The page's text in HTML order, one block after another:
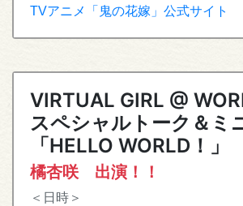
TVアニメ「鬼の花嫁」公式サイト
VIRTUAL GIRL @
スペシャルトーク＆ミ
「HELLO WORLD！」
橘杏咲 出演！！
＜日時＞